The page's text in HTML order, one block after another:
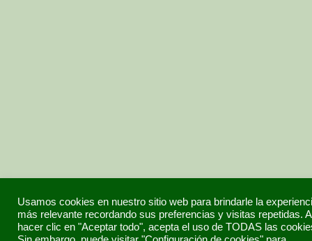
Usamos cookies en nuestro sitio web para brindarle la
más relevante recordando sus preferencias y visitas repetidas.
hacer clic en "Aceptar todo", acepta el uso de TODAS las